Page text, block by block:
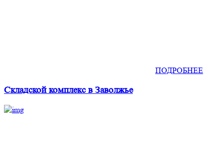
ПОДРОБНЕЕ
Складской комплекс в Заволжье